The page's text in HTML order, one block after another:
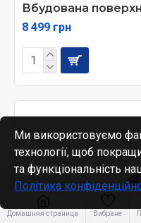
Вбудована
8 499 грн
Домашняя страница Вибране
Ми використовуємо
технології, щоб
та функціональність
Політика